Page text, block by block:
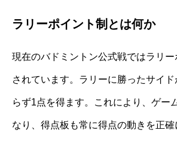
ラリーポイント制とは何か
現在のバドミントン公式戦ではラリー
されています。ラリーに勝ったサイ
らず1点を得ます。これにより、ゲー
なり、得点板も常に得点の動きを正